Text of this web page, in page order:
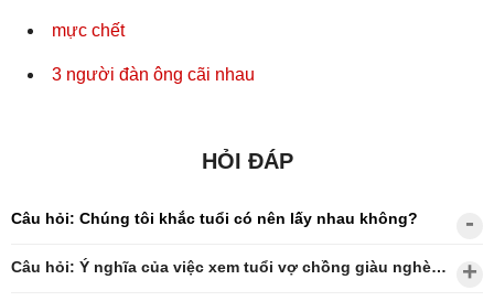
mực chết
3 người đàn ông cãi nhau
HỎI ĐÁP
Câu hỏi: Chúng tôi khắc tuổi có nên lấy nhau không?
Câu hỏi: Ý nghĩa của việc xem tuổi vợ chồng giàu nghèo?